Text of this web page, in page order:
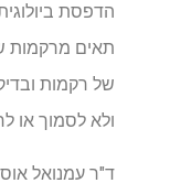
הדפסת
תאים מרקמות
של רקמות
ולא לסמוך או
ד"ר עמנואל